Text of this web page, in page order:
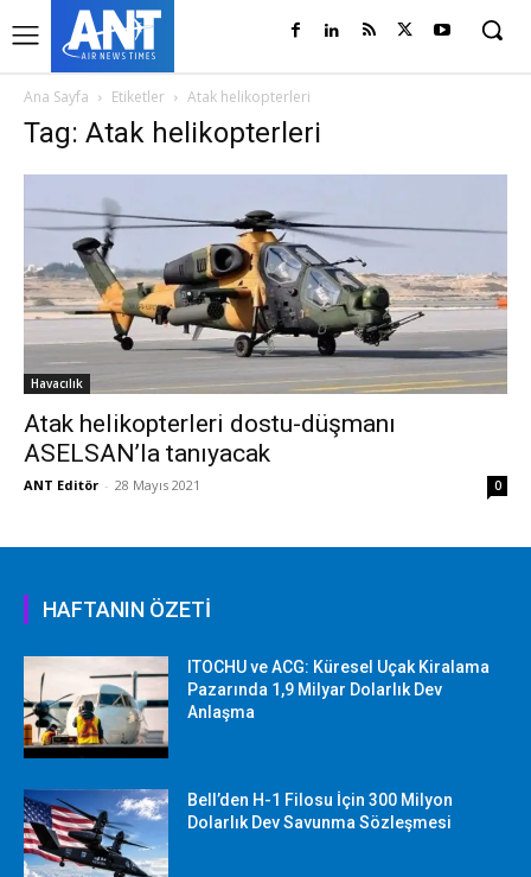
Ana Sayfa Etiketler Atak helikopterleri
Tag: Atak helikopterleri
Havacılık
Atak helikopterleri dostu-düşmanı
ASELSAN’la tanıyacak
ANT Editör - 28 Mayıs 2021 0
HAFTANIN ÖZETİ
ITOCHU ve ACG: Küresel Uçak Kiralama
Pazarında 1,9 Milyar Dolarlık Dev
Anlaşma
Bell’den H-1 Filosu İçin 300 Milyon
Dolarlık Dev Savunma Sözleşmesi